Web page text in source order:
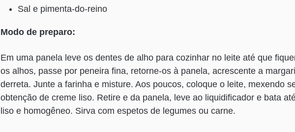
Sal e pimenta-do-reino
Modo de preparo:
Em uma panela leve os dentes de alho para cozinhar no leite até que
os alhos, passe por peneira fina, retorne-os à panela, acrescente a
derreta. Junte a farinha e misture. Aos poucos, coloque o leite, mexendo
obtenção de creme liso. Retire e da panela, leve ao liquidificador e bata
liso e homogêneo. Sirva com espetos de legumes ou carne.